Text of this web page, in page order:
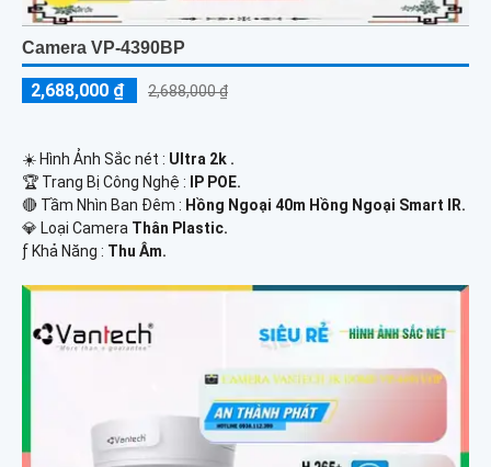
Camera VP-4390BP
2,688,000 ₫ 2,688,000 ₫
☀️ Hình Ảnh Sắc nét : Ultra 2k .
🏆 Trang Bị Công Nghệ :
IP POE.
🔴 Tầm Nhìn Ban Đêm : Hồng Ngoại 40m Hồng Ngoại Smart IR.
💎 Loại Camera Thân Plastic.
️ƒ Khả Năng : Thu Âm.